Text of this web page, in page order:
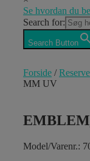
Se hvordan du
Search for:
Search Button
Forside /
MM UV
Model/Varenr.: